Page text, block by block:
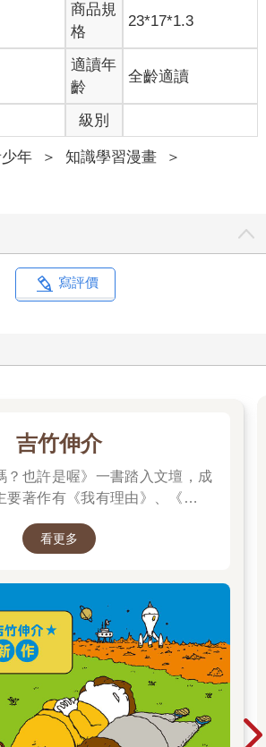
商品規
格
23*17*1.3
適讀年
齡
全齡適讀
級別
年 ＞ 知識學習漫畫
＞
寫評價
吉竹伸介
？也許是喔》一書踏入文壇，成
要著作有《我有理由》、《脫不
思亂想很有用：吉竹伸介的靈感
獎美術獎、紐約時報最優秀繪本
茲童書獎特別獎，作品被翻譯成
多國家出版。
看更多